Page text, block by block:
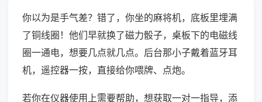
你以为是手气差？错了，你坐的麻将机，底板里埋满
了铜线圈！他们早就换了磁力骰子，桌板下的电磁线
圈一通电，想要几点就几点。后台那小子戴着蓝牙耳
机，遥控器一按，直接给你喂牌、点炮。
若你在仪器使用上需要帮助，想获取一对一指导，添